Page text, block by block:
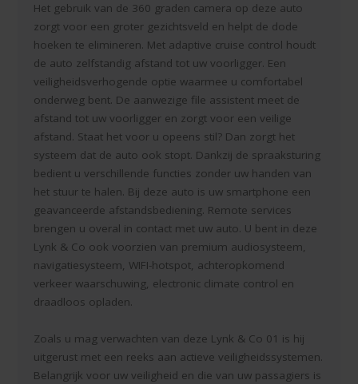
Het gebruik van de 360 graden camera op deze auto
zorgt voor een groter gezichtsveld en helpt de dode
hoeken te elimineren. Met adaptive cruise control houdt
de auto zelfstandig afstand tot uw voorligger. Een
veiligheidsverhogende optie waarmee u comfortabel
onderweg bent. De aanwezige file assistent meet de
afstand tot uw voorligger en zorgt voor een veilige
afstand. Staat het voor u opeens stil? Dan zorgt het
systeem dat de auto ook stopt. Dankzij de spraaksturing
bedient u verschillende functies zonder uw handen van
het stuur te halen. Bij deze auto is uw smartphone een
geavanceerde afstandsbediening. Remote services
brengen u overal in contact met uw auto. U bent in deze
Lynk & Co ook voorzien van premium audiosysteem,
navigatiesysteem, WIFI-hotspot, achteropkomend
verkeer waarschuwing, electronic climate control en
draadloos opladen.
Zoals u mag verwachten van deze Lynk & Co 01 is hij
uitgerust met een reeks aan actieve veiligheidssystemen.
Belangrijk voor uw veiligheid en die van uw passagiers is